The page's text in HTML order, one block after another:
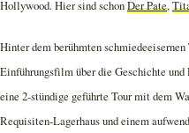
Hollywood. Hier sind schonDer Pate,
Hinter dem berühmten
Einführungsfilm über die Geschichte und
eine 2-stündige geführte Tour mit dem
Requisiten-Lagerhaus und einem